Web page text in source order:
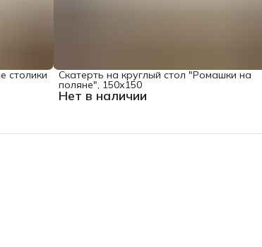
столики
Нет в наличии
Скатерть на круглый стол "Ромашки на
поляне", 150х150